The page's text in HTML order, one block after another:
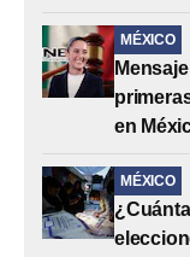
MÉXICO
en
MÉXICO